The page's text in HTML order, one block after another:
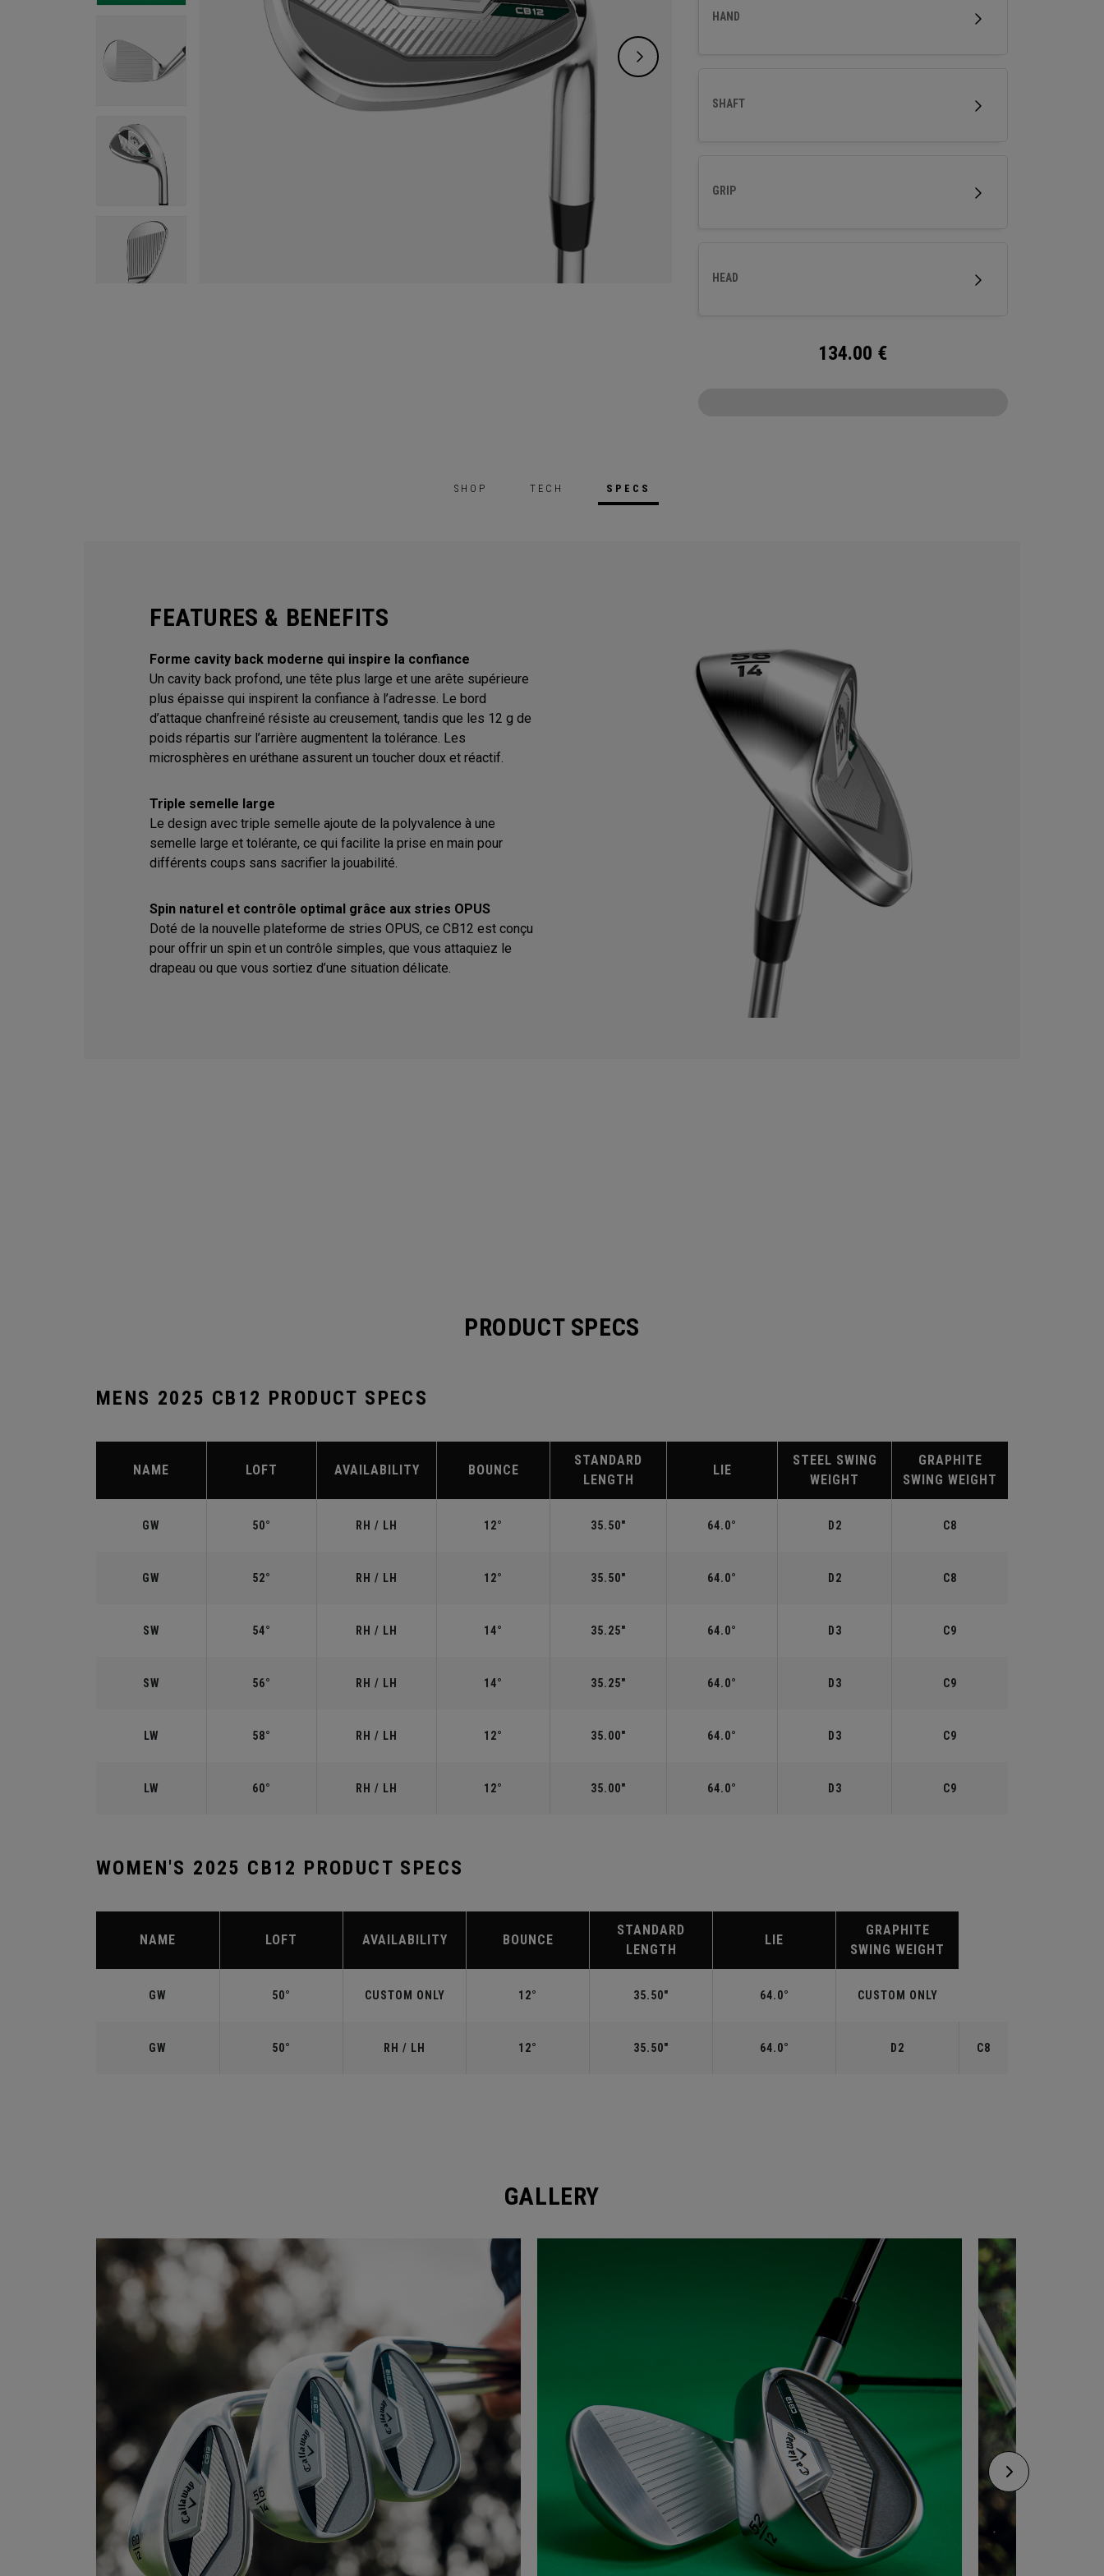
performance optimale pour le petit jeu.
HAND
SHAFT
GRIP
HEAD
134.00 €
SHOP TECH SPECS
FEATURES & BENEFITS
Forme cavity back moderne qui inspire la confiance
Un cavity back profond, une tête plus large et une arête supérieure
plus épaisse qui inspirent la confiance à l’adresse. Le bord
d’attaque chanfreiné résiste au creusement, tandis que les 12 g de
poids répartis sur l’arrière augmentent la tolérance. Les
microsphères en uréthane assurent un toucher doux et réactif.
Triple semelle large
Le design avec triple semelle ajoute de la polyvalence à une
semelle large et tolérante, ce qui facilite la prise en main pour
différents coups sans sacrifier la jouabilité.
Spin naturel et contrôle optimal grâce aux stries OPUS
Doté de la nouvelle plateforme de stries OPUS, ce CB12 est conçu
pour offrir un spin et un contrôle simples, que vous attaquiez le
drapeau ou que vous sortiez d’une situation délicate.
PRODUCT SPECS
MENS 2025 CB12 PRODUCT SPECS
NAME LOFT AVAILABILITY BOUNCE
STANDARD
LENGTH
LIE
STEEL SWING
WEIGHT
GRAPHITE
SWING WEIGHT
GW 50° RH / LH 12° 35.50" 64.0° D2 C8
GW 52° RH / LH 12° 35.50" 64.0° D2 C8
SW 54° RH / LH 14° 35.25" 64.0° D3 C9
SW 56° RH / LH 14° 35.25" 64.0° D3 C9
LW 58° RH / LH 12° 35.00" 64.0° D3 C9
LW 60° RH / LH 12° 35.00" 64.0° D3 C9
WOMEN'S 2025 CB12 PRODUCT SPECS
NAME LOFT AVAILABILITY BOUNCE
STANDARD
LENGTH
LIE
GRAPHITE
SWING WEIGHT
GW 50° CUSTOM ONLY 12° 35.50" 64.0° CUSTOM ONLY
GW 50° RH / LH 12° 35.50" 64.0° D2 C8
GALLERY